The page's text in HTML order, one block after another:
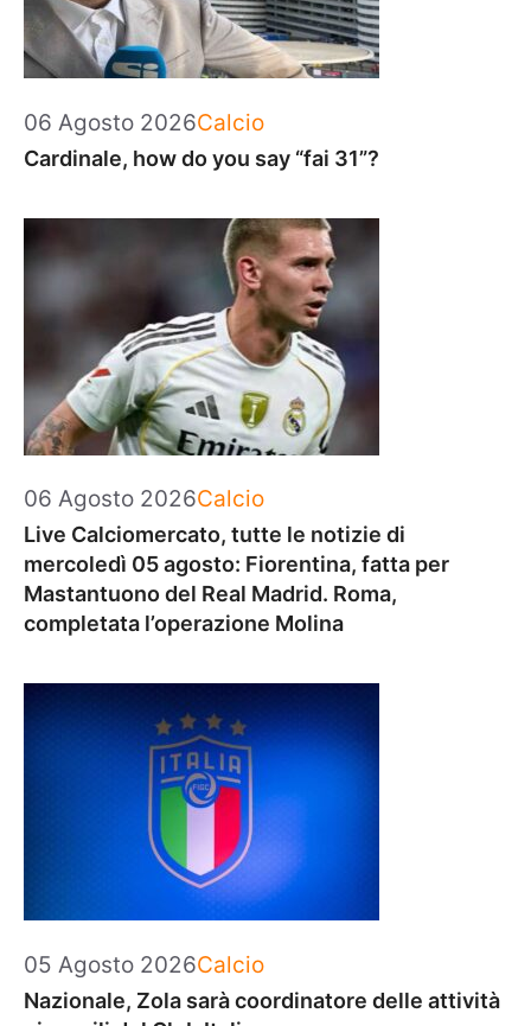
06 Agosto 2026Categorie
Calcio
Cardinale, how do you say “fai 31”?
06 Agosto 2026Categorie
Calcio
Live Calciomercato, tutte le notizie di
mercoledì 05 agosto: Fiorentina, fatta per
Mastantuono del Real Madrid. Roma,
completata l’operazione Molina
05 Agosto 2026Categorie
Calcio
Nazionale, Zola sarà coordinatore delle attività